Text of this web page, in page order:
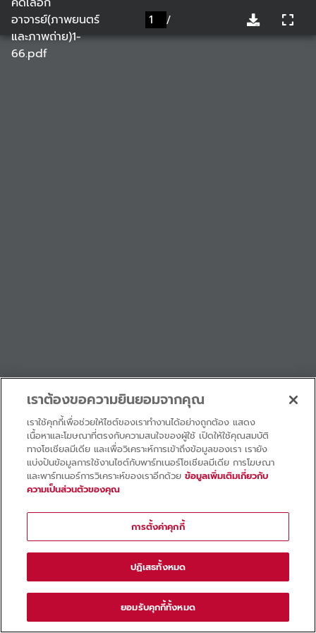
อาจารย์(ภาพยนตร์
และภาพถ่าย)1-
66.pdf
/
เราต้องขอความยินยอมจากคุณ
เราใช้คุกกี้เพื่อช่วยให้ไซต์ของเราทำงานได้อย่างถูกต้อง แสดง
เนื้อหาและโฆษณาที่ตรงกับความสนใจของผู้ใช้ เปิดให้ใช้คุณสมบัติ
ทางโซเชียลมีเดีย และเพื่อวิเคราะห์การเข้าถึงข้อมูลของเรา เรายัง
แบ่งปันข้อมูลการใช้งานไซต์กับพาร์ทเนอร์โซเชียลมีเดีย การโฆษณา
และพาร์ทเนอร์การวิเคราะห์ของเราอีกด้วย ข้อมูลเพิ่มเติมเกี่ยวกับ
ความเป็นส่วนตัวของคุณ
การตั้งค่าคุกกี้
ปฏิเสธทั้งหมด
ยอมรับคุกกี้ทั้งหมด